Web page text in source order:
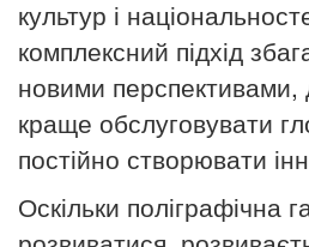
культур і
комплексний підхід
новими
краще обслуговувати
постійно створювати
Оскільки поліграфічна